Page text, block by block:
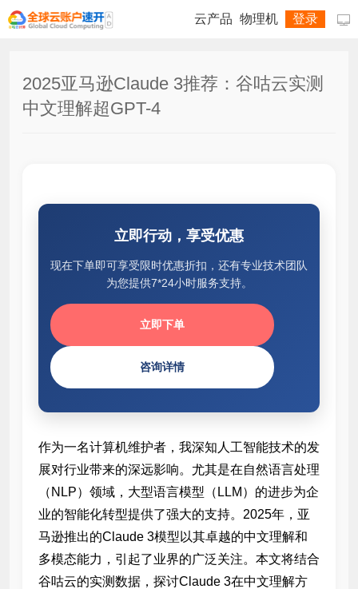

云产品 物理机 登录
2025亚马逊Claude 3推荐：谷咕云实测
中文理解超GPT-4
立即行动，享受优惠
现在下单即可享受限时优惠折扣，还有专业技术团队
为您提供7*24小时服务支持。
立即下单
咨询详情
作为一名计算机维护者，我深知人工智能技术的发
展对行业带来的深远影响。尤其是在自然语言处理
（NLP）领域，大型语言模型（LLM）的进步为企
业的智能化转型提供了强大的支持。2025年，亚
马逊推出的Claude 3模型以其卓越的中文理解和
多模态能力，引起了业界的广泛关注。本文将结合
谷咕云的实测数据，探讨Claude 3在中文理解方